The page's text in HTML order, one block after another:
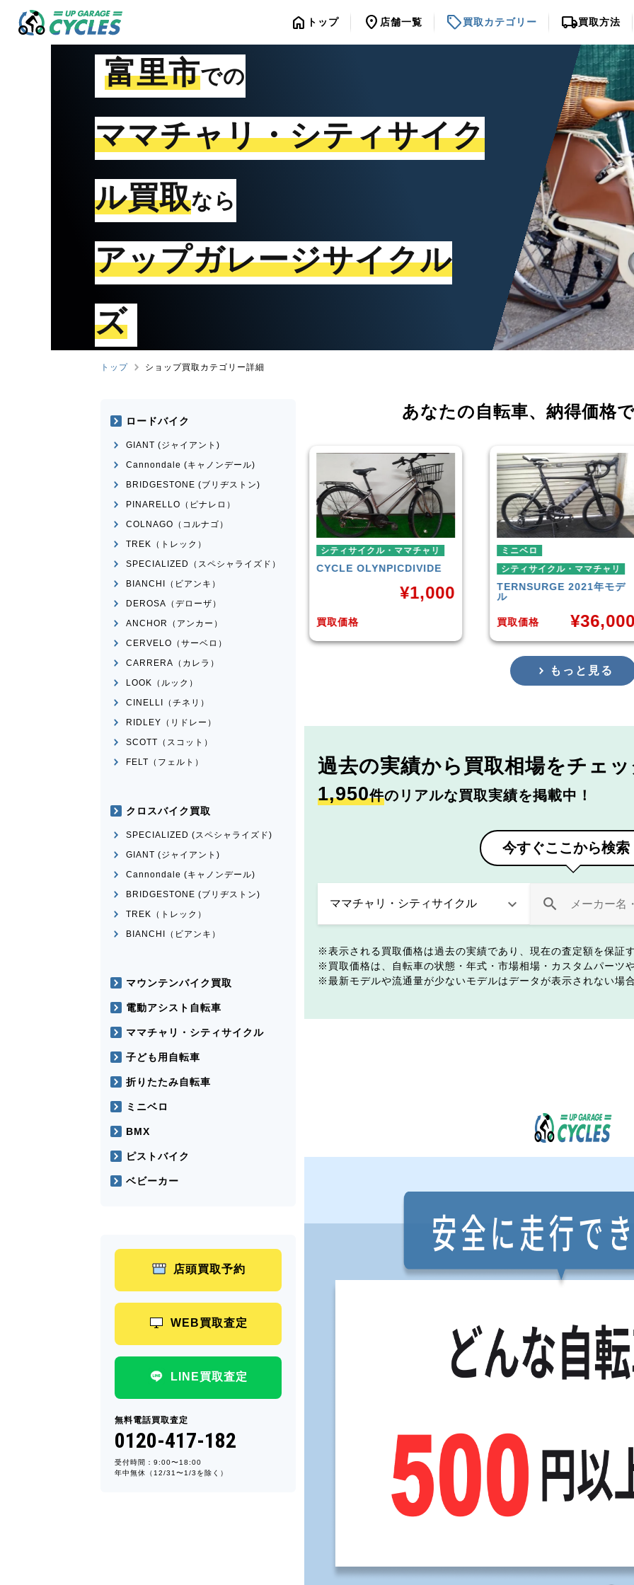
home トップ location_on 店舗一覧 sell買取カテゴリー local_shipping買取方法
富里市での
ママチャリ・シティサイク
ル買取なら
アップガレージサイクル
ズ
トップ ショップ買取カテゴリー詳細
あなたの自転車、 納得価格
シティサイクル・ママチャリ
BRIDGESTONE(ﾌﾞﾘﾁﾞｽﾄﾝ)
STEPCRUZ
買取価格
シティサイクル・ママチャリ
CYCLE OLYNPICDIVIDE
買取価格
¥1,000
ミニベロ
シティサイクル・ママチャリ
TERNSURGE 2021年モデ
ル
買取価格 ¥
もっと見る
過去の実績から 買取相場をチェ
1,950件のリアルな買取実績を掲載中！
今すぐここから検索
表示される買取価格は過去の実績であり、現在の査定額を保証
買取価格は、自転車の状態・年式・市場相場・カスタムパーツ
最新モデルや流通量が少ないモデルはデータが表示されない場
ロードバイク
GIANT (ジャイアント)
Cannondale (キャノンデール)
BRIDGESTONE (ブリヂストン)
PINARELLO（ピナレロ）
COLNAGO（コルナゴ）
TREK（トレック）
SPECIALIZED（スペシャライズド）
BIANCHI（ビアンキ）
DEROSA（デローザ）
ANCHOR（アンカー）
CERVELO（サーベロ）
CARRERA（カレラ）
LOOK（ルック）
CINELLI（チネリ）
RIDLEY（リドレー）
SCOTT（スコット）
FELT（フェルト）
クロスバイク買取
SPECIALIZED (スペシャライズド)
GIANT (ジャイアント)
Cannondale (キャノンデール)
BRIDGESTONE (ブリヂストン)
TREK（トレック）
BIANCHI（ビアンキ）
マウンテンバイク買取
電動アシスト自転車
ママチャリ・シティサイクル
子ども用自転車
折りたたみ自転車
ミニベロ
BMX
ピストバイク
ベビーカー
店頭買取予約
WEB買取査定
LINE買取査定
無料電話買取査定
0120-417-182
受付時間：9:00〜18:00
年中無休（12/31〜1/3を除く）